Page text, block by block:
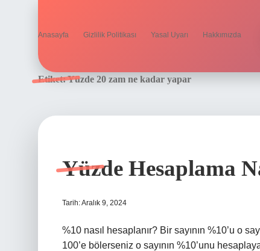
Anasayfa Gizlilik Politikası Yasal Uyarı Hakkımızda
Etiket:Yüzde 20 zam ne kadar yapar
Yüzde Hesaplama
Tarih: Aralık 9, 2024
%10 nasıl hesaplanır? Bir sayının %10’u o
100’e bölerseniz o sayının %10’unu